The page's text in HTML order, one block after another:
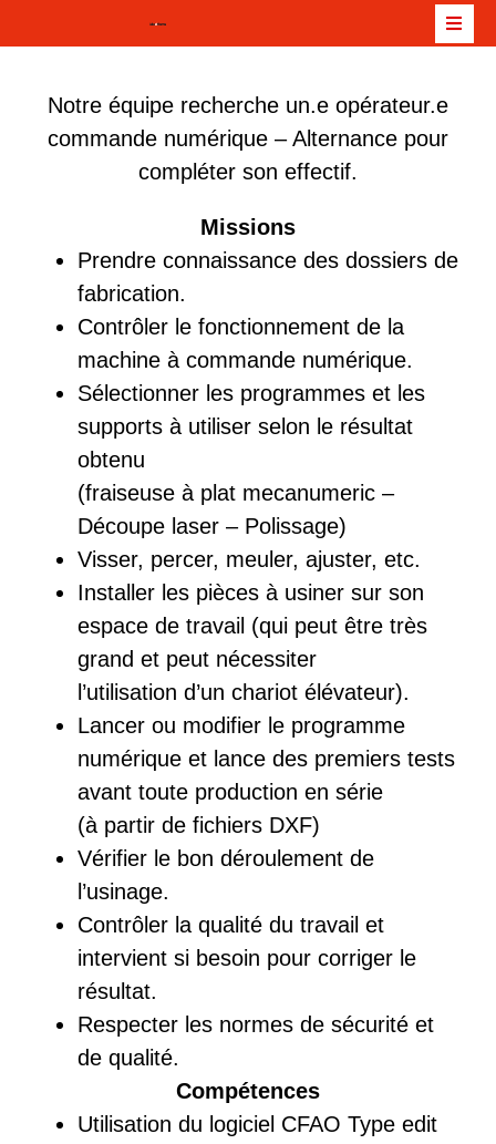
Notre équipe recherche un.e opérateur.e
commande numérique – Alternance pour
compléter son effectif.
Missions
Prendre connaissance des dossiers de
fabrication.
Contrôler le fonctionnement de la
machine à commande numérique.
Sélectionner les programmes et les
supports à utiliser selon le résultat
obtenu
(fraiseuse à plat mecanumeric –
Découpe laser – Polissage)
Visser, percer, meuler, ajuster, etc.
Installer les pièces à usiner sur son
espace de travail (qui peut être très
grand et peut nécessiter
l’utilisation d’un chariot élévateur).
Lancer ou modifier le programme
numérique et lance des premiers tests
avant toute production en série
(à partir de fichiers DXF)
Vérifier le bon déroulement de
l’usinage.
Contrôler la qualité du travail et
intervient si besoin pour corriger le
résultat.
Respecter les normes de sécurité et
de qualité.
Compétences
Utilisation du logiciel CFAO Type edit